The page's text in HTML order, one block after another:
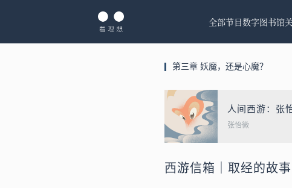
全部节目数字图书馆
第三章 妖魔，还是心魔？
人间西游：张
张怡微
西游信箱｜取经的故